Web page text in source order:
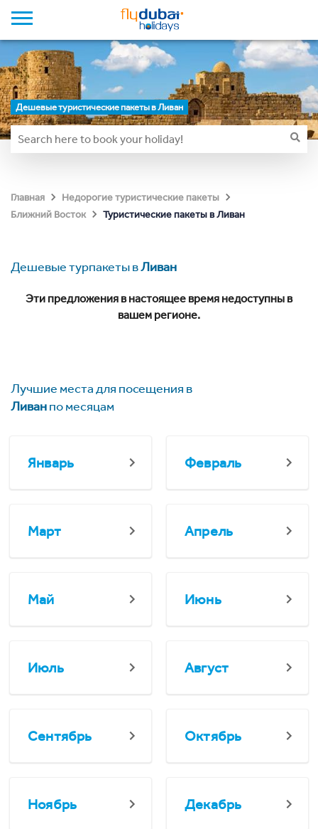
Дешевые туристические пакеты в Ливан
Главная
Недорогие туристические пакеты
Ближний Восток
Туристические пакеты в Ливан
Дешевые турпакеты вЛиван
Эти предложения в настоящее время недоступны в
вашем регионе.
Лучшие места для посещения в
Ливанпо месяцам
Январь Февраль
Март Апрель
Май Июнь
Июль Август
Сентябрь Октябрь
Ноябрь Декабрь